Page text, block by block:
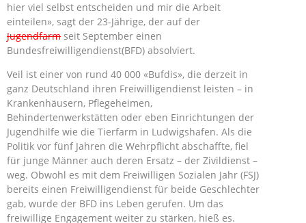
hier viel selbst entscheiden und mir die Arbeit
einteilen», sagt der 23-Jährige, der auf der
Jugendfarm seit September einen
Bundesfreiwilligendienst(BFD) absolviert.
Veil ist einer von rund 40 000 «Bufdis», die derzeit in
ganz Deutschland ihren Freiwilligendienst leisten – in
Krankenhäusern, Pflegeheimen,
Behindertenwerkstätten oder eben Einrichtungen der
Jugendhilfe wie die Tierfarm in Ludwigshafen. Als die
Politik vor fünf Jahren die Wehrpflicht abschaffte, fiel
für junge Männer auch deren Ersatz – der Zivildienst –
weg. Obwohl es mit dem Freiwilligen Sozialen Jahr (FSJ)
bereits einen Freiwilligendienst für beide Geschlechter
gab, wurde der BFD ins Leben gerufen. Um das
freiwillige Engagement weiter zu stärken, hieß es.